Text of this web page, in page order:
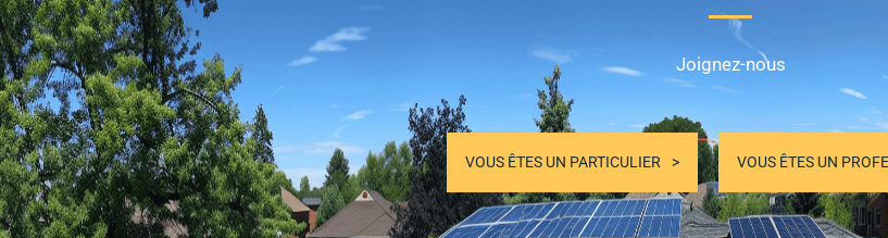
Joignez-nous
VOUS ÊTES UN PARTICULIER VOUS ÊTES UN